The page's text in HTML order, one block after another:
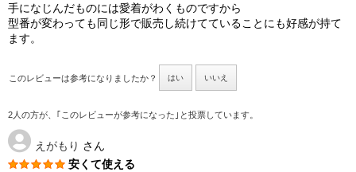
手になじんだものには愛着がわくものですから
型番が変わっても同じ形で販売し続けてていることにも好感が持て
ます。
このレビューは参考になりましたか？ はい いいえ
2人の方が、｢このレビューが参考になった｣と投票しています。
えがもり さん
安くて使える